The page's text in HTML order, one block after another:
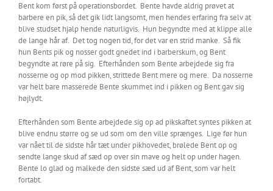
Bent kom først på operationsbordet. Bente havde aldrig prøvet at
barbere en pik, så det gik lidt langsomt, men hendes erfaring fra selv at
blive studset hjalp hende naturligvis. Hun begyndte med at klippe alle
de lange hår af. Det tog nogen tid, for det var en strid manke. Så fik
hun Bents pik og nosser godt gnedet ind i barberskum, og Bent
begyndte at røre på sig. Efterhånden som Bente arbejdede sig fra
nosserne og op mod pikken, strittede Bent mere og mere. Da nosserne
var helt bare masserede Bente skummet ind i pikken og Bent gav sig
højlydt.
Efterhånden som Bente arbejdede sig op ad pikskaftet syntes pikken at
blive endnu større og se ud som om den ville sprænges. Lige før hun
var nået til de sidste hår tæt under pikhovedet, brølede Bent op og
sendte lange skud af sæd op over sin mave og helt op under hagen.
Bente lo glad og malkede den sidste sæd ud af Bent, som var helt
fortabt.